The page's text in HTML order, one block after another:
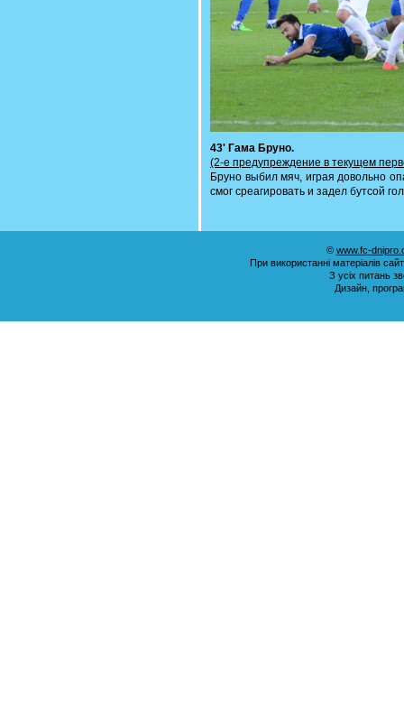
43' Гама Бруно.
(2-е предупреждение в текущем
Бруно выбил мяч, играя довольно
смог среагировать и задел бутсой
© www.fc-
При використанні матеріалів
З усіх питань
Дизайн,